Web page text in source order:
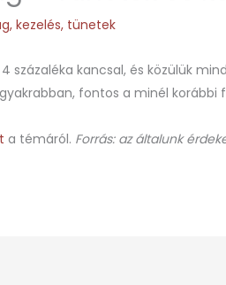
,kezelés, tünetek
százaléka kancsal, és közülük
fontos a minél korábbi
a témáról. Forrás: az általunk